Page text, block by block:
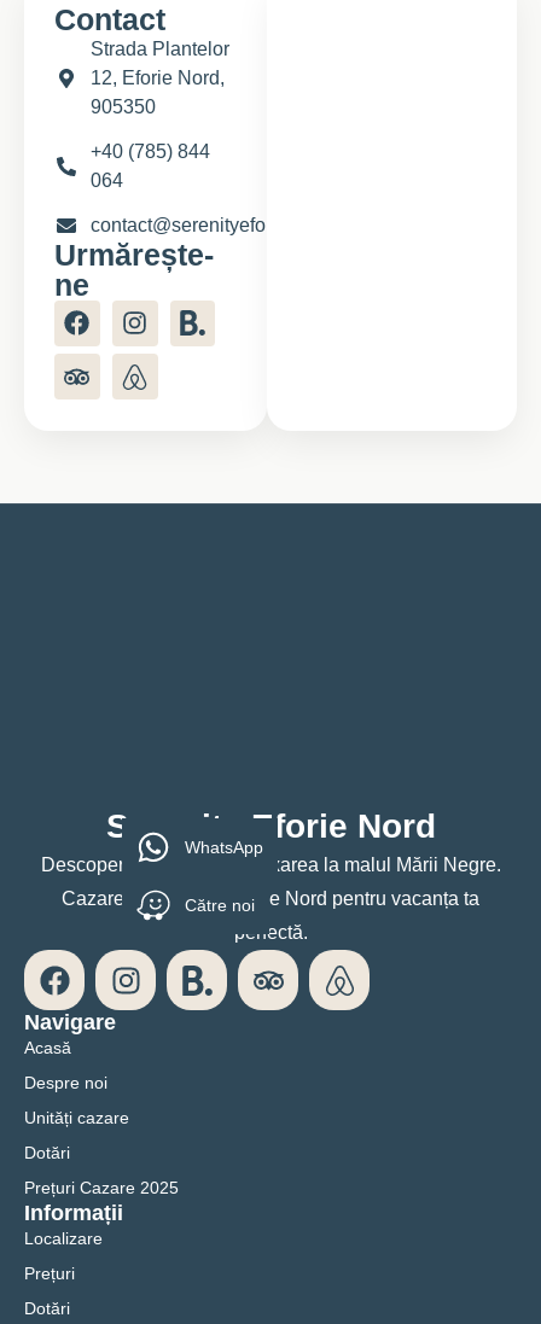
Contact
Strada Plantelor
12, Eforie Nord,
905350
+40 (785) 844
064
contact@serenityeforie.ro
Urmărește-
ne
Serenity Eforie Nord
Descoperă confortul și relaxarea la malul Mării Negre.
Cazare premium în Eforie Nord pentru vacanța ta
perfectă.
Navigare
Acasă
Despre noi
Unități cazare
Dotări
Prețuri Cazare 2025
Informații
Localizare
Prețuri
Dotări
WhatsApp
Către noi